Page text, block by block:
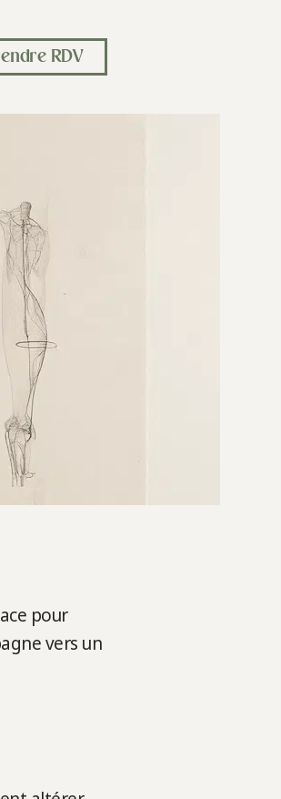
RDV
pour
vers un